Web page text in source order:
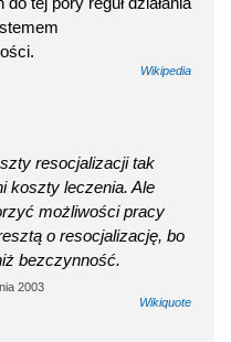
Wikipedia
resocjalizacji tak
koszty leczenia. Ale
możliwości pracy
o resocjalizację, bo
bezczynność.
2003
Wikiquote